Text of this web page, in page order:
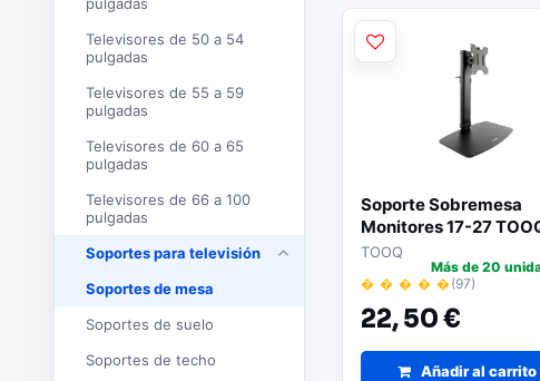
Televisores de 50 a 54
pulgadas
Televisores de 55 a 59
pulgadas
Televisores de 60 a 65
pulgadas
Televisores de 66 a 100
pulgadas
Soportes para televisión
Soportes de mesa
Soportes de suelo
Soportes de techo
Soporte Sobremesa
Monitores 17-27
NEGRO
TOOQ
� � � � �(97)
22,50 €
Más de 20
Añadir al carrito